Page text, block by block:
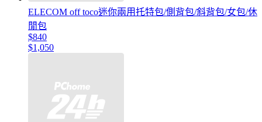
ELECOM off toco迷你兩用托特包/側背包/斜背包/女包/休
閒包
$840
$1,050